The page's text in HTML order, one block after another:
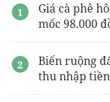
Giá cà phê
mốc 98.000
Biến ruộng
thu nhập